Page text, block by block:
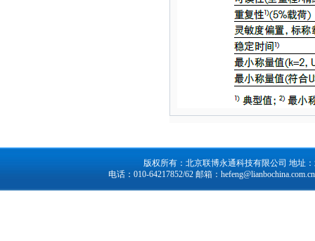
版权所有：北京联博永通科技有限公司 地址
电话：010-64217852/62 邮箱： hefeng@lianbochina.com.cn